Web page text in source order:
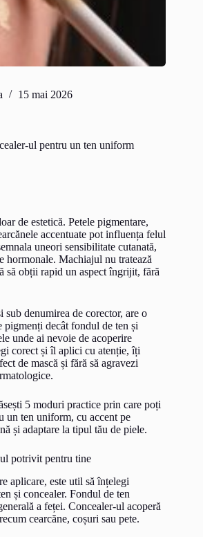
15 mai 2026
ul pentru un ten uniform
de estetică. Petele pigmentare,
accentuate pot influența felul
uneori sensibilitate cutanată,
hormonale. Machiajul nu tratează
să obții rapid un aspect îngrijit, fără
sub denumirea de corector, are o
pigmenți decât fondul de ten și
unde ai nevoie de acoperire
corect și îl aplici cu atenție, îți
de mască și fără să agravezi
5 moduri practice prin care poți
un ten uniform, cu accent pe
și adaptare la tipul tău de piele.
potrivit pentru tine
aplicare, este util să înțelegi
și concealer. Fondul de ten
a feței. Concealer-ul acoperă
cearcăne, coșuri sau pete.